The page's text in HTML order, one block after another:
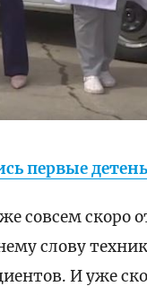
первые
совсем скоро
слову
И уже